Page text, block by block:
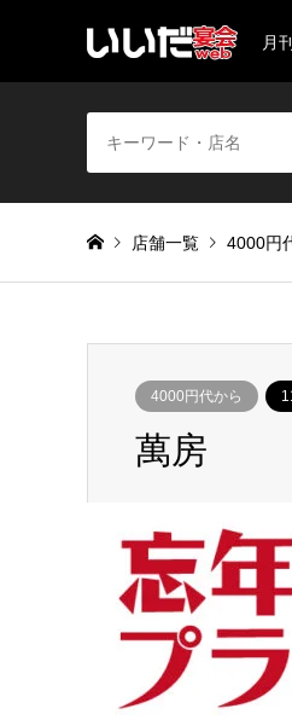
月
店舗一覧 4000円
4000円代から
萬房